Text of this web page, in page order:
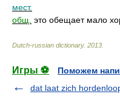
мест.
общ. это обещает мало
Dutch-russian dictionary. 2013
Игры ⚽
Поможем
dat laat zich